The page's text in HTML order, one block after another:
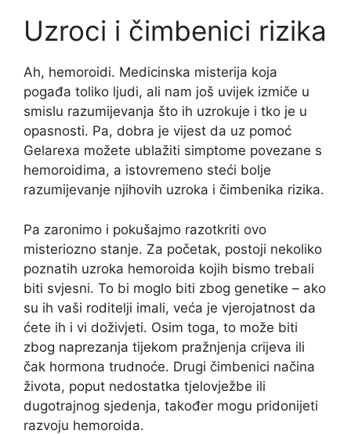
Uzroci i čimbenici rizika
Ah, hemoroidi. Medicinska misterija koja
pogađa toliko ljudi, ali nam još uvijek izmiče u
smislu razumijevanja što ih uzrokuje i tko je u
opasnosti. Pa, dobra je vijest da uz pomoć
Gelarexa možete ublažiti simptome povezane s
hemoroidima, a istovremeno steći bolje
razumijevanje njihovih uzroka i čimbenika rizika.
Pa zaronimo i pokušajmo razotkriti ovo
misteriozno stanje. Za početak, postoji nekoliko
poznatih uzroka hemoroida kojih bismo trebali
biti svjesni. To bi moglo biti zbog genetike – ako
su ih vaši roditelji imali, veća je vjerojatnost da
ćete ih i vi doživjeti. Osim toga, to može biti
zbog naprezanja tijekom pražnjenja crijeva ili
čak hormona trudnoće. Drugi čimbenici načina
života, poput nedostatka tjelovježbe ili
dugotrajnog sjedenja, također mogu pridonijeti
razvoju hemoroida.